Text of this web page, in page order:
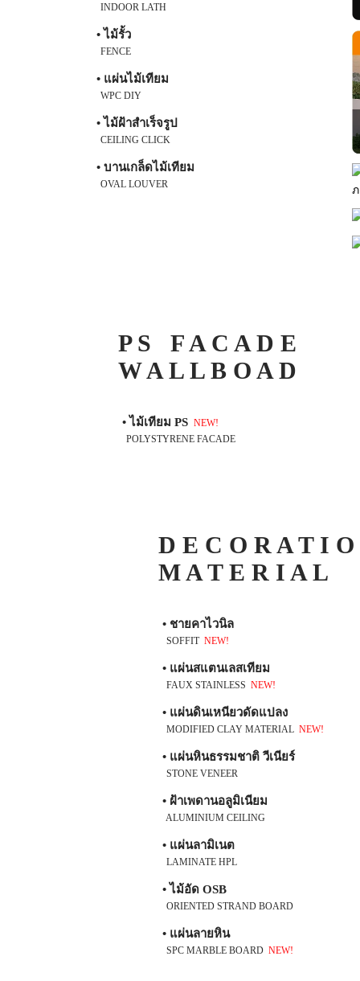
INDOOR LATH
• ไม้รั้ว
FENCE
• แผ่นไม้เทียม
WPC DIY
• ไม้ฝ้าสำเร็จรูป
CEILING CLICK
• บานเกล็ดไม้เทียม
OVAL LOUVER
P S F A C A D E
W A L L B O A D
• ไม้เทียม PS NEW!
POLYSTYRENE FACADE
D E C O R A T I O
M A T E R I A L
• ชายคาไวนิล
SOFFIT NEW!
• แผ่นสแตนเลสเทียม
FAUX STAINLESS NEW!
• แผ่นดินเหนียวดัดแปลง
MODIFIED CLAY MATERIAL NEW!
• แผ่นหินธรรมชาติ วีเนียร์
STONE VENEER
• ฝ้าเพดานอลูมิเนียม
ALUMINIUM CEILING
• แผ่นลามิเนต
LAMINATE HPL
• ไม้อัด OSB
ORIENTED STRAND BOARD
• แผ่นลายหิน
SPC MARBLE BOARD NEW!